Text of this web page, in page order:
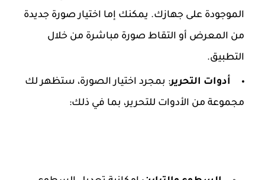
الموجودة على جهازك. يمكنك إما اختيار صورة جديدة
من المعرض أو التقاط صورة مباشرة من خلال
التطبيق.
أدوات التحرير: بمجرد اختيار الصورة، ستظهر لك
مجموعة من الأدوات للتحرير، بما في ذلك: